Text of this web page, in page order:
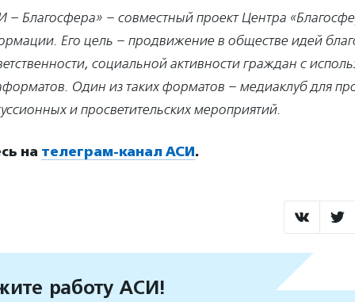
– Благосфера» – совместный проект Центра
Его цель – продвижение в обществе идей
социальной активности граждан с
Один из таких форматов – медиаклуб для
и просветительских мероприятий.
на телеграм-канал АСИ.
работу АСИ!